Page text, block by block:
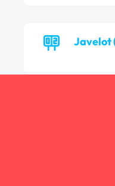
Javelot